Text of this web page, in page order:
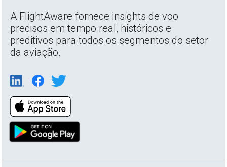
A FlightAware fornece insights de voo
precisos em tempo real, históricos e
preditivos para todos os segmentos do setor
da aviação.